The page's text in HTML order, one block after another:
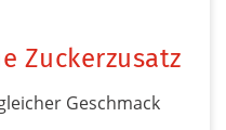
Zuckerzusatz
Geschmack